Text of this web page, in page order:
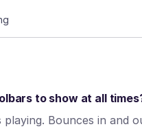
to show at all
playing. Bounces in